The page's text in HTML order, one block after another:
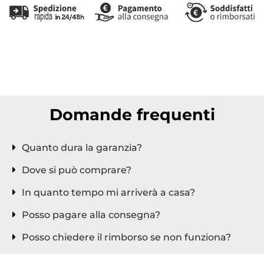
Domande frequenti
Quanto dura la garanzia?
Dove si può comprare?
In quanto tempo mi arriverà a casa?
Posso pagare alla consegna?
Posso chiedere il rimborso se non funziona?